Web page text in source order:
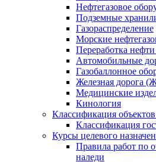
Нефтегазовое
Подземные
Газораспределение
Морские
Переработка нефти
Автомобильные
Газобаллонное
Железная дорога
Медицинские
Кинология
Классификация
Классификация
Курсы целевого
Правила работ по
наледи